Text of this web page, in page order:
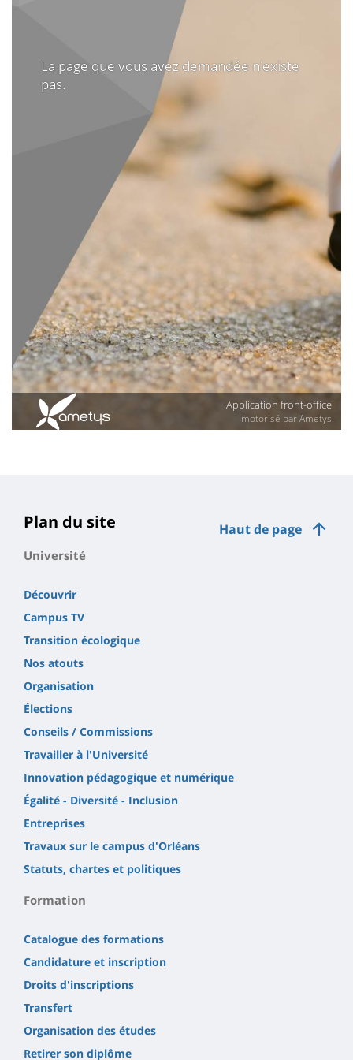
Haut de page
Plan du site
Université
Découvrir
Campus TV
Transition écologique
Nos atouts
Organisation
Élections
Conseils / Commissions
Travailler à l'Université
Innovation pédagogique et numérique
Égalité - Diversité - Inclusion
Entreprises
Travaux sur le campus d'Orléans
Statuts, chartes et politiques
Formation
Catalogue des formations
Candidature et inscription
Droits d'inscriptions
Transfert
Organisation des études
Retirer son diplôme